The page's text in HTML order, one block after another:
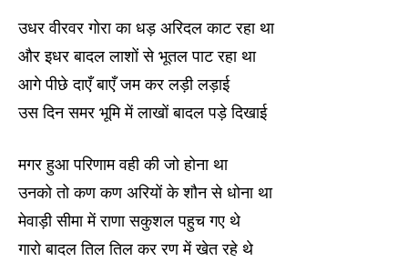
उधर वीरवर गोरा का धड़ अरिदल काट रहा था
और इधर बादल लाशों से भूतल पाट रहा था
आगे पीछे दाएँ बाएँ जम कर लड़ी लड़ाई
उस दिन समर भूमि में लाखों बादल पड़े दिखाई
मगर हुआ परिणाम वही की जो होना था
उनको तो कण कण अरियों के शौन से धोना था
मेवाड़ी सीमा में राणा सकुशल पहुच गए थे
गारो बादल तिल तिल कर रण में खेत रहे थे